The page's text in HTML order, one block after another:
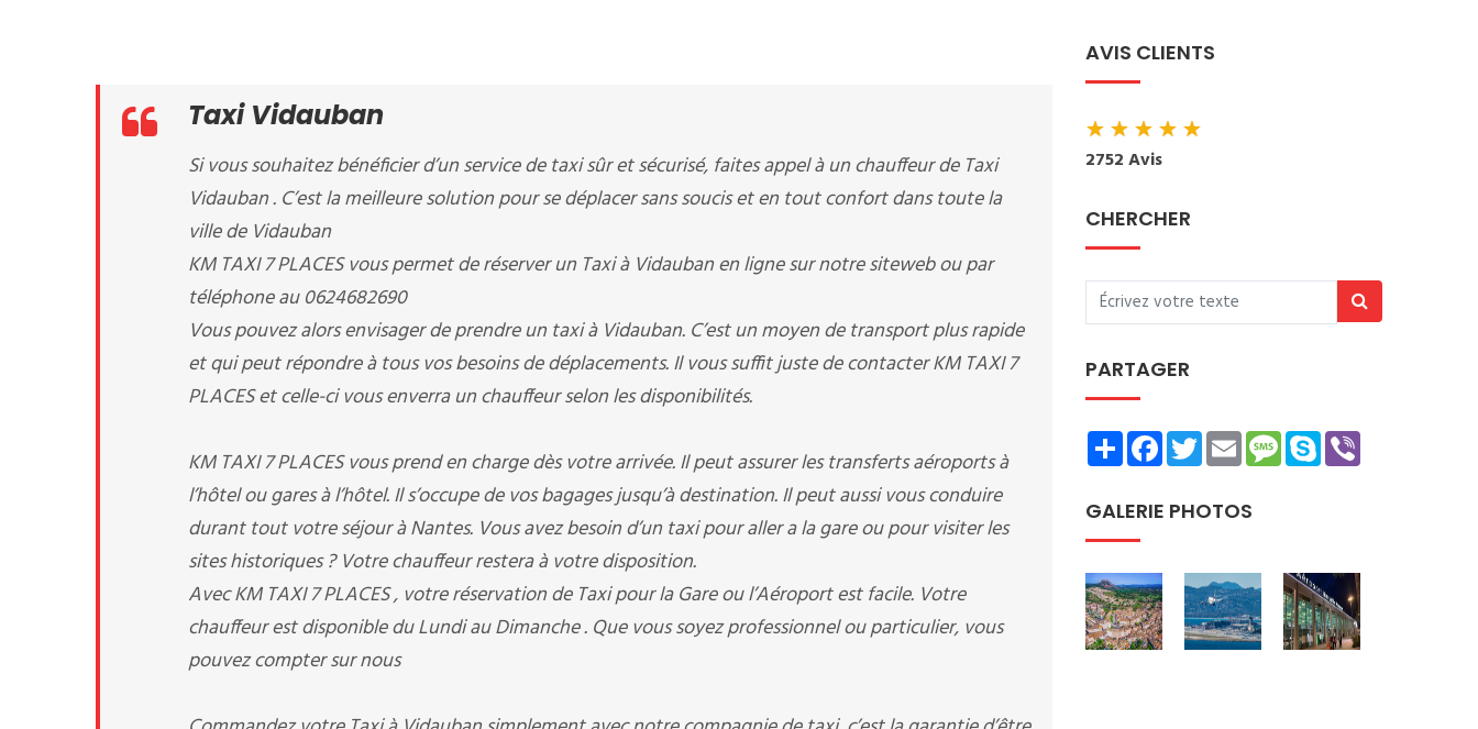
Taxi Vidauban
Si vous souhaitez bénéficier d’un service de taxi sûr et sécurisé, faites appel à un chauffeur de Taxi
Vidauban . C’est la meilleure solution pour se déplacer sans soucis et en tout confort dans toute la
ville de Vidauban
KM TAXI 7 PLACES vous permet de réserver un Taxi à Vidauban en ligne sur notre siteweb ou par
téléphone au 0624682690
Vous pouvez alors envisager de prendre un taxi à Vidauban. C’est un moyen de transport plus rapide
et qui peut répondre à tous vos besoins de déplacements. Il vous suffit juste de contacter KM TAXI 7
PLACES et celle-ci vous enverra un chauffeur selon les disponibilités.
KM TAXI 7 PLACES vous prend en charge dès votre arrivée. Il peut assurer les transferts aéroports à
l’hôtel ou gares à l’hôtel. Il s’occupe de vos bagages jusqu’à destination. Il peut aussi vous conduire
durant tout votre séjour à Nantes. Vous avez besoin d’un taxi pour aller a la gare ou pour visiter les
sites historiques ? Votre chauffeur restera à votre disposition.
Avec KM TAXI 7 PLACES , votre réservation de Taxi pour la Gare ou l’Aéroport est facile. Votre
chauffeur est disponible du Lundi au Dimanche . Que vous soyez professionnel ou particulier, vous
pouvez compter sur nous
AVIS CLIENTS
★★★★★
2752 Avis
CHERCHER
PARTAGER
ShareFacebookTwitterEmailMessage
Skype
GALERIE PHOTOS